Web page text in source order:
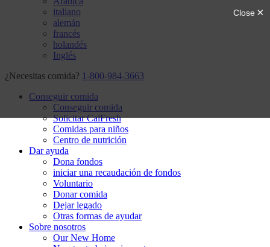
italiano
alemán
francés
holandés
Inglés
¿Necesitas comida? 1-800-984-3663
Conseguir comida
Conseguir comida
Solicitar CalFresh
Comidas para niños
Centro de nutrición
Dar ayuda
Dona fondos
iniciar una recaudación de fondos
Voluntario
Donar comida
Dejar legado
Otras formas de ayudar
Sobre nosotros
Our New Home